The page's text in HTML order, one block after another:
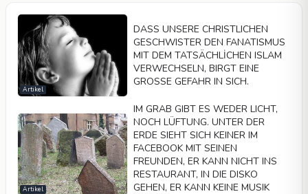
Artikel
DASS UNSERE CHRISTLICHEN
GESCHWISTER DEN FANATISMUS
MIT DEM TATSÄCHLİCHEN ISLAM
VERWECHSELN, BIRGT EINE
GROSSE GEFAHR IN SICH.
Artikel
IM GRAB GIBT ES WEDER LICHT,
NOCH LÜFTUNG. UNTER DER
ERDE SIEHT SICH KEINER IM
FACEBOOK MIT SEINEN
FREUNDEN, ER KANN NICHT INS
RESTAURANT, IN DIE DISKO
GEHEN, ER KANN KEINE MUSIK